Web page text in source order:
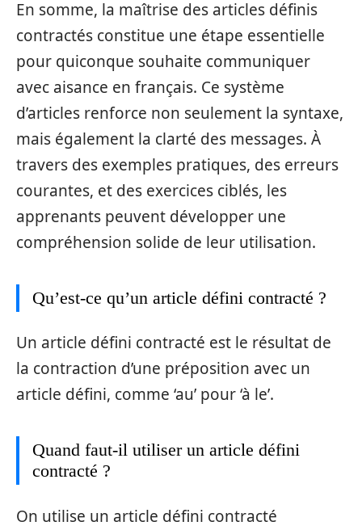
En somme, la maîtrise des articles définis
contractés constitue une étape essentielle
pour quiconque souhaite communiquer
avec aisance en français. Ce système
d’articles renforce non seulement la syntaxe,
mais également la clarté des messages. À
travers des exemples pratiques, des erreurs
courantes, et des exercices ciblés, les
apprenants peuvent développer une
compréhension solide de leur utilisation.
Qu’est-ce qu’un article défini contracté ?
Un article défini contracté est le résultat de
la contraction d’une préposition avec un
article défini, comme ‘au’ pour ‘à le’.
Quand faut-il utiliser un article défini
contracté ?
On utilise un article défini contracté